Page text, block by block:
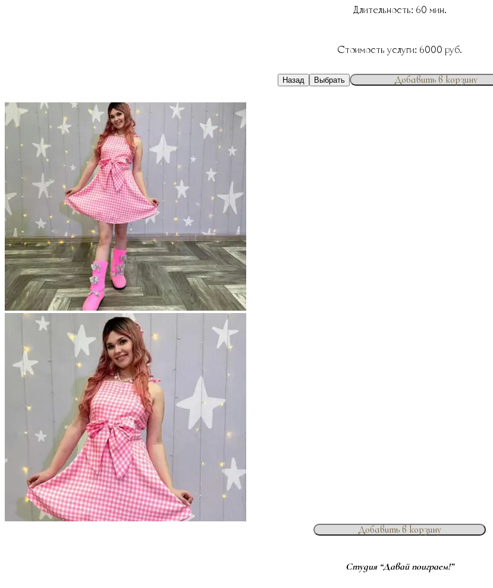
Длительность: 60 мин.
Стоимость услуги: 6000 руб.
Назад Выбрать Добавить в корзину
Добавить в корзину
Студия “Давай поиграем!”